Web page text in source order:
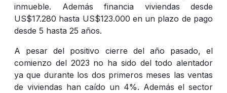
inmueble. Además financia viviendas desde
US$17.280 hasta US$123.000 en un plazo de pago
desde 5 hasta 25 años.
A pesar del positivo cierre del año pasado, el
comienzo del 2023 no ha sido del todo alentador
ya que durante los dos primeros meses las ventas
de viviendas han caído un 4%. Además el sector